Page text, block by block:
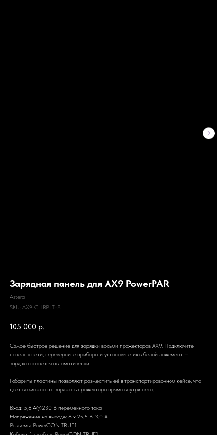
Зарядная панель для AX9 PowerPAR
Astera
SKU: AX9-CHRPLT-8
105 000 р.
Самое быстрое решение для зарядки восьми прожекторов AX9. Подключите
панель к сети, переверните приборы и установите их в белый ложемент —
зарядка начнётся автоматически.
Габариты пластины позволяют разместить её в транспортировочном кейсе, что
даёт возможность заряжать прожекторы прямо внутри него.
Вход: 5,8 А@230 В переменного тока
Напряжение на выходе: 8 x 25,5 В, 3,0 A
Разъемы: PowerCON TRUE1